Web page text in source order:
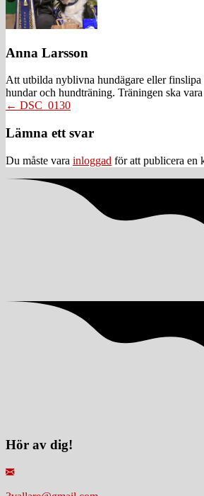
Anna Larsson
Att utbilda nyblivna hundägare eller
hundar och hundträning. Träningen ska
Posts
navigation
← DSC_0130
Läsarkommentarer
Lämna ett svar
Du måste vara inloggad för att publicera en
Hör av dig!